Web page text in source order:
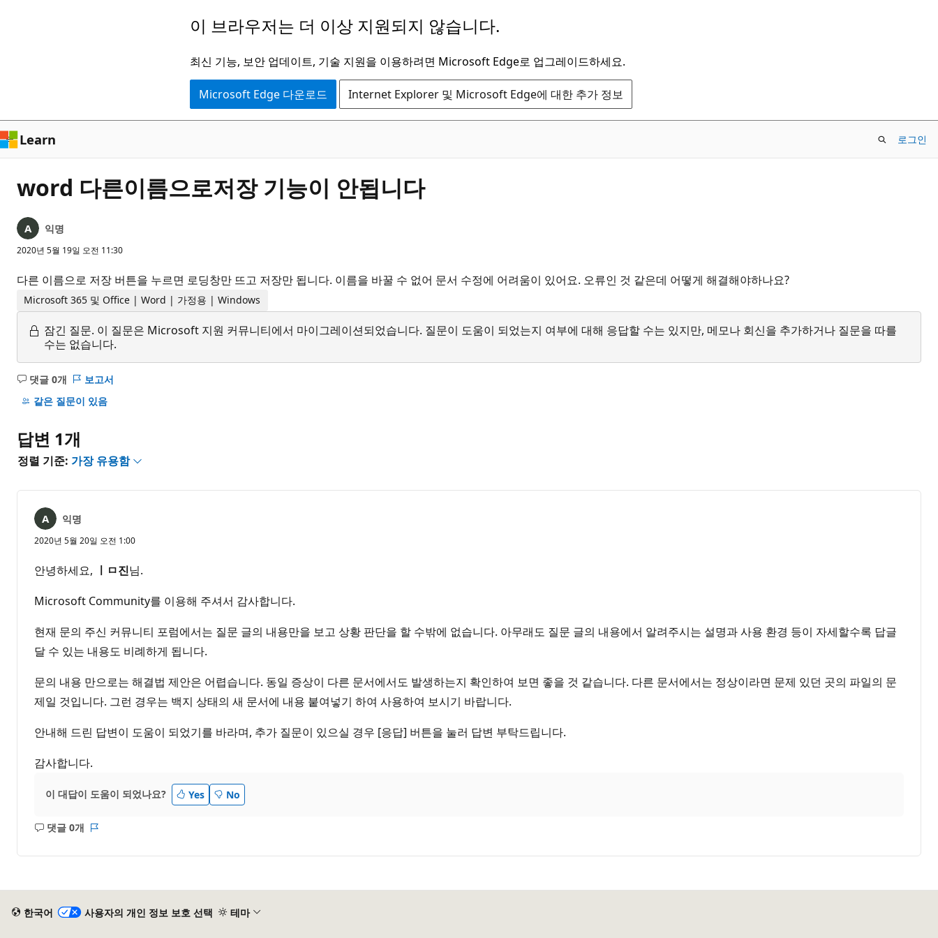
로
건
너
기
이 브라우저는 더 이상 지원되지 않습니다.
최신 기능, 보안 업데이트, 기술 지원을 이용하려면 Microsoft Edge로 업그레이드하세요.
Microsoft Edge 다운로드 Internet Explorer 및 Microsoft Edge에 대한 추가 정보
Learn 로그인
word 다른이름으로저장 기능이 안됩니다
익명
2020년 5월 19일 오전 11:30
다른 이름으로 저장 버튼을 누르면 로딩창만 뜨고 저장만 됩니다. 이름을 바꿀 수 없어 문서 수정에 어려움이 있어요. 오류인 것 같은데 어떻게 해결해야하나요?
Microsoft 365 및 Office | Word | 가정용 | Windows
잠긴 질문. 이 질문은 Microsoft 지원 커뮤니티에서 마이그레이션되었습니다. 질문이 도움이 되었는지 여부에 대해 응답할 수는 있지만, 메모나 회신을 추가하거나 질문을 따를
수는 없습니다.
댓글 0개
설
명
음
보고서
같은 질문이 있음
답변 1개
정렬 기준: 가장 유용함
익명
2020년 5월 20일 오전 1:00
안녕하세요, ㅣㅁ진님.
Microsoft Community를 이용해 주셔서 감사합니다.
현재 문의 주신 커뮤니티 포럼에서는 질문 글의 내용만을 보고 상황 판단을 할 수밖에 없습니다. 아무래도 질문 글의 내용에서 알려주시는 설명과 사용 환경 등이 자세할수록 답글
달 수 있는 내용도 비례하게 됩니다.
문의 내용 만으로는 해결법 제안은 어렵습니다. 동일 증상이 다른 문서에서도 발생하는지 확인하여 보면 좋을 것 같습니다. 다른 문서에서는 정상이라면 문제 있던 곳의 파일의 문
제일 것입니다. 그런 경우는 백지 상태의 새 문서에 내용 붙여넣기 하여 사용하여 보시기 바랍니다.
안내해 드린 답변이 도움이 되었기를 바라며, 추가 질문이 있으실 경우 [응답] 버튼을 눌러 답변 부탁드립니다.
감사합니다.
이 대답이 도움이 되었나요? Yes No
댓글 0개
설
한국어 사용자의 개인 정보 보호 선택 테마